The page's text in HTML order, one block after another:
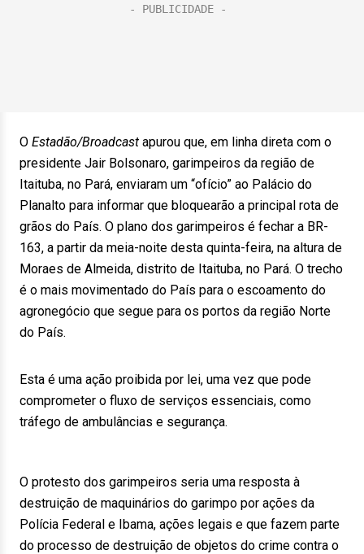
O Estadão/Broadcast apurou que, em linha direta com o
presidente Jair Bolsonaro, garimpeiros da região de
Itaituba, no Pará, enviaram um “ofício” ao Palácio do
Planalto para informar que bloquearão a principal rota de
grãos do País. O plano dos garimpeiros é fechar a BR-
163, a partir da meia-noite desta quinta-feira, na altura de
Moraes de Almeida, distrito de Itaituba, no Pará. O trecho
é o mais movimentado do País para o escoamento do
agronegócio que segue para os portos da região Norte
do País.
Esta é uma ação proibida por lei, uma vez que pode
comprometer o fluxo de serviços essenciais, como
tráfego de ambulâncias e segurança.
O protesto dos garimpeiros seria uma resposta à
destruição de maquinários do garimpo por ações da
Polícia Federal e Ibama, ações legais e que fazem parte
do processo de destruição de objetos do crime contra o